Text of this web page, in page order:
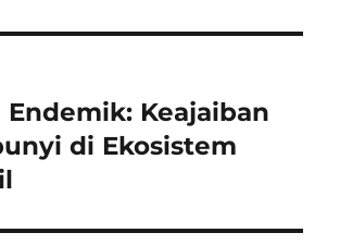
Endemik: Keajaiban
di Ekosistem